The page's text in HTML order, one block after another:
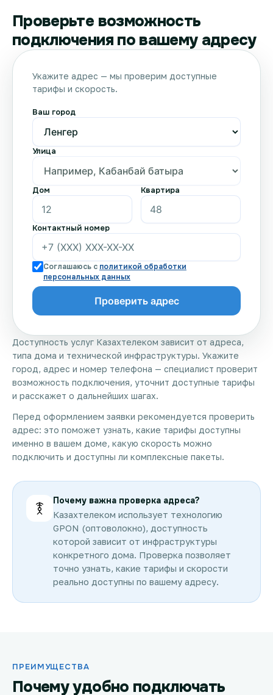
Проверьте возможность
подключения по вашему адресу
Доступность услуг Казахтелеком зависит от адреса,
типа дома и технической инфраструктуры. Укажите
город, адрес и номер телефона — специалист проверит
возможность подключения, уточнит доступные тарифы
и расскажет о дальнейших шагах.
Перед оформлением заявки рекомендуется проверить
адрес: это поможет узнать, какие тарифы доступны
именно в вашем доме, какую скорость можно
подключить и доступны ли комплексные пакеты.
Почему важна проверка адреса?
Казахтелеком использует технологию
GPON (оптоволокно), доступность
которой зависит от инфраструктуры
конкретного дома. Проверка позволяет
точно узнать, какие тарифы и скорости
реально доступны по вашему адресу.
Укажите адрес — мы проверим доступные
тарифы и скорость.
Ваш город
Улица
Дом Квартира
Контактный номер
Соглашаюсь с политикой обработки
персональных данных
ПРЕИМУЩЕСТВА
Почему удобно подключать